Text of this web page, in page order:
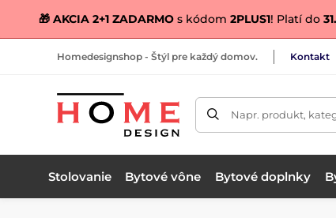
🎁 AKCIA 2+1 ZADARMO s kódom 2PLUS1! Platí do
Homedesignshop - Štýl pre každý domov. Kontakt
Napr. produkt,
Stolovanie Bytové vône Bytové doplnky